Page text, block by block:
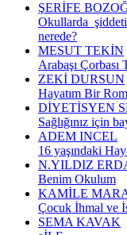
ŞERİFE
Okullarda
nerede?
MESUT TEKİN
Arabaşı Çorbası
ZEKİ DURSUN
Hayatım Bir
DİYETİSYEN
Sağlığınız için
ADEM INCEL
16 yaşındaki
N.YILDIZ
Benim Okulum
KAMİLE
Çocuk İhmal ve
SEMA KAVAK